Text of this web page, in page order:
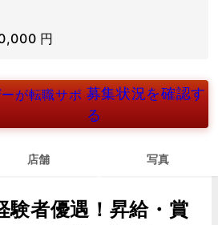
円
が転職サポ 募集状況を確認す
る
店舗 写真
験者優遇！昇給・賞